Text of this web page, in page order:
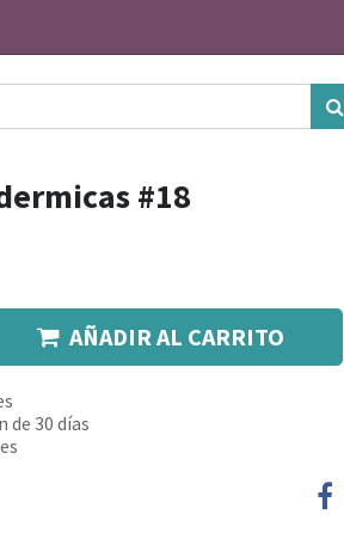
#18
AÑADIR AL CARRITO
de 30 días